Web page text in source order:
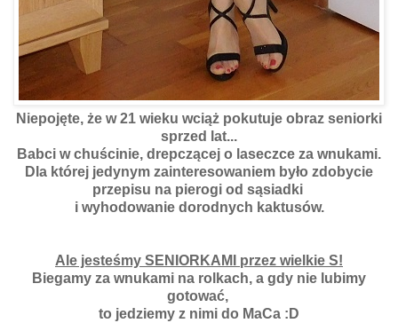
Niepojęte, że w 21 wieku wciąż pokutuje obraz seniorki
sprzed lat...
Babci w chuścinie, drepczącej o laseczce za wnukami.
Dla której jedynym zainteresowaniem było zdobycie
przepisu na pierogi od sąsiadki
i wyhodowanie dorodnych kaktusów.
Ale jesteśmy SENIORKAMI przez wielkie S!
Biegamy za wnukami na rolkach, a gdy nie lubimy
gotować,
to jedziemy z nimi do MaCa :D